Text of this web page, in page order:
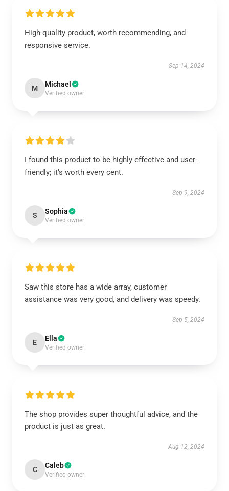
High-quality product, worth recommending, and
responsive service.
Sep 14, 2024
M Michael
Verified owner
I found this product to be highly effective and user-
friendly; it’s worth every cent.
Sep 9, 2024
S Sophia
Verified owner
Saw this store has a wide array, customer
assistance was very good, and delivery was speedy.
Sep 5, 2024
E Ella
Verified owner
The shop provides super thoughtful advice, and the
product is just as great.
Aug 12, 2024
C Caleb
Verified owner